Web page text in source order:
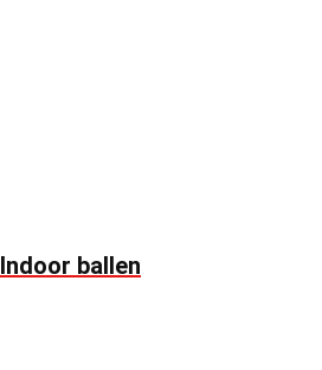
Indoor ballen